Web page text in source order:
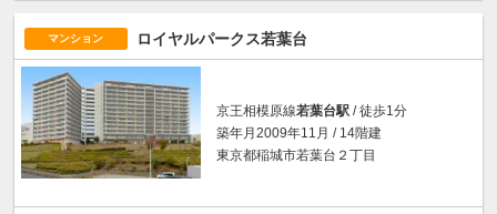
マンション ロイヤルパークス若葉台
京王相模原線若葉台駅 / 徒歩1分
築年月2009年11月 / 14階建
東京都稲城市若葉台２丁目